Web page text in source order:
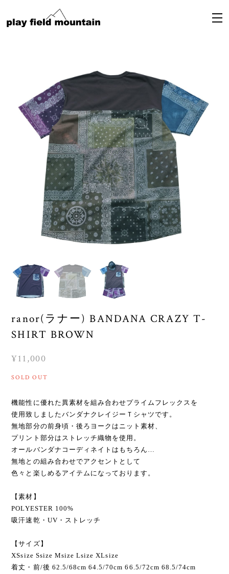
ranor(ラナー) BANDANA CRAZY T-
SHIRT BROWN
¥11,000
SOLD OUT
機能性に優れた異素材を組み合わせプライムフレックスを
使用致しましたバンダナクレイジーＴシャツです。
無地部分の前身頃・後ろヨークはニット素材、
プリント部分はストレッチ織物を使用。
オールバンダナコーディネイトはもちろん…
無地との組み合わせでアクセントとして
色々と楽しめるアイテムになっております。
【素材】
POLYESTER 100%
吸汗速乾・UV・ストレッチ
【サイズ】
XSsize Ssize Мsize Lsize XLsize
着丈・前/後 62.5/68cm 64.5/70cm 66.5/72cm 68.5/74cm